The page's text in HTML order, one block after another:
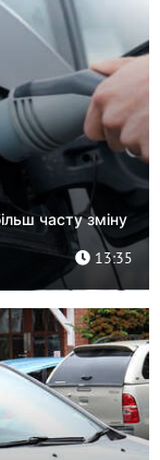
часту зміну
13:35